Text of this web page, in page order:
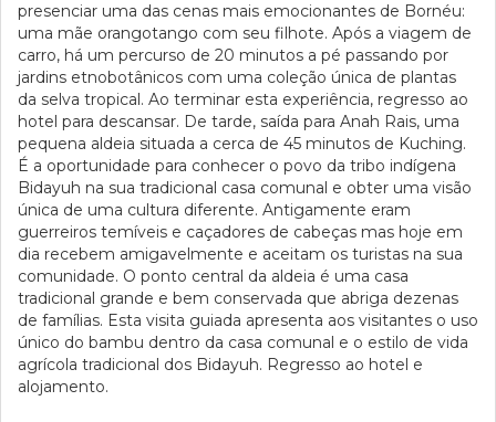
presenciar uma das cenas mais emocionantes de Bornéu:
uma mãe orangotango com seu filhote. Após a viagem de
carro, há um percurso de 20 minutos a pé passando por
jardins etnobotânicos com uma coleção única de plantas
da selva tropical. Ao terminar esta experiência, regresso ao
hotel para descansar. De tarde, saída para Anah Rais, uma
pequena aldeia situada a cerca de 45 minutos de Kuching.
É a oportunidade para conhecer o povo da tribo indígena
Bidayuh na sua tradicional casa comunal e obter uma visão
única de uma cultura diferente. Antigamente eram
guerreiros temíveis e caçadores de cabeças mas hoje em
dia recebem amigavelmente e aceitam os turistas na sua
comunidade. O ponto central da aldeia é uma casa
tradicional grande e bem conservada que abriga dezenas
de famílias. Esta visita guiada apresenta aos visitantes o uso
único do bambu dentro da casa comunal e o estilo de vida
agrícola tradicional dos Bidayuh. Regresso ao hotel e
alojamento.